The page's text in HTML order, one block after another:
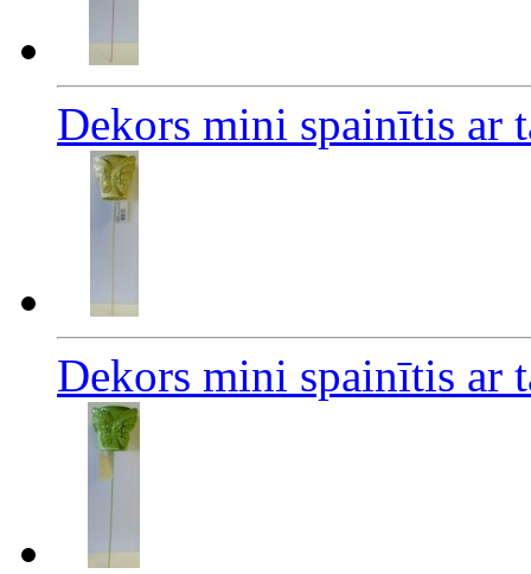
Dekors mini spainītis ar
Dekors mini spainītis ar